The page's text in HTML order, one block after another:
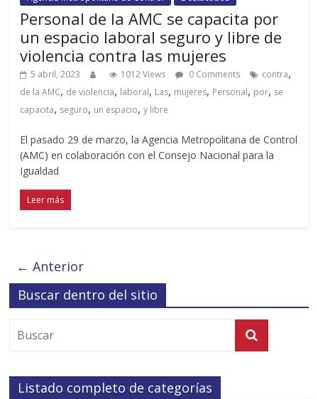
Personal de la AMC se capacita por
un espacio laboral seguro y libre de
violencia contra las mujeres
5 abril, 2023 1012 Views 0 Comments contra,
de la AMC, de violencia, laboral, Las, mujeres, Personal, por, se
capacita, seguro, un espacio,y libre
El pasado 29 de marzo, la Agencia Metropolitana de Control
(AMC) en colaboración con el Consejo Nacional para la
Igualdad
Leer más
← Anterior
Buscar dentro del sitio
Listado completo de categorías